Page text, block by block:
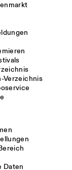
Verzeichnis
Daten